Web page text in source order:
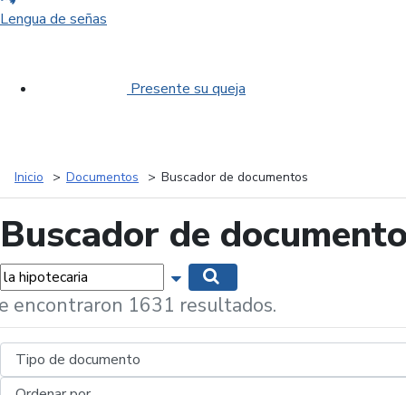
Lengua de señas
Presente su queja
Inicio Documentos Buscador de documentos
Buscador de
Mostrar opciones de búsqueda
encontraron 1631 resultados.